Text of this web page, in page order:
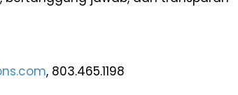
, 803.465.1198